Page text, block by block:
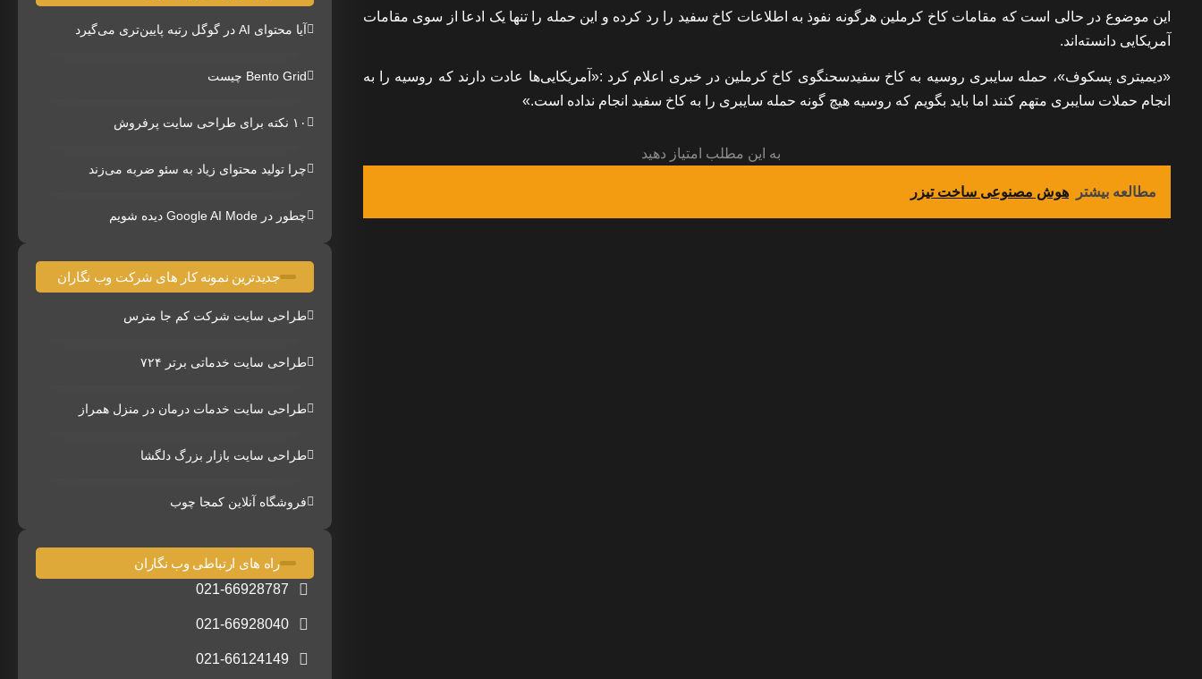
این موضوع در حالی است که مقامات کاخ کرملین هرگونه نفوذ به اطلاعات کاخ سفید را رد کرده و این حمله را تنها یک ادعا از سوی مقامات
آمریکایی دانسته‌اند.
«دیمیتری پسکوف»، حمله سایبری روسیه به کاخ سفیدسحنگوی کاخ کرملین در خبری اعلام کرد :«آمریکایی‌ها عادت دارند که روسیه را به
انجام حملات سایبری متهم کنند اما باید بگویم که روسیه هیچ گونه حمله سایبری را به کاخ سفید انجام نداده است.»
به این مطلب امتیاز دهید
مطالعه بیشتر هوش مصنوعی ساخت تیزر
آیا محتوای AI در گوگل رتبه پایین‌تری می‌گیرد
Bento Grid چیست
۱۰ نکته برای طراحی سایت پرفروش
چرا تولید محتوای زیاد به سئو ضربه می‌زند
چطور در Google AI Mode دیده شویم
جدیدترین نمونه کار های شرکت وب نگاران
طراحی سایت شرکت کم جا مترس
طراحی سایت خدماتی برتر ۷۲۴
طراحی سایت خدمات درمان در منزل همراز
طراحی سایت بازار بزرگ دلگشا
فروشگاه آنلاین کمجا چوب
راه های ارتباطی وب نگاران
021-66928787
021-66928040
021-66124149